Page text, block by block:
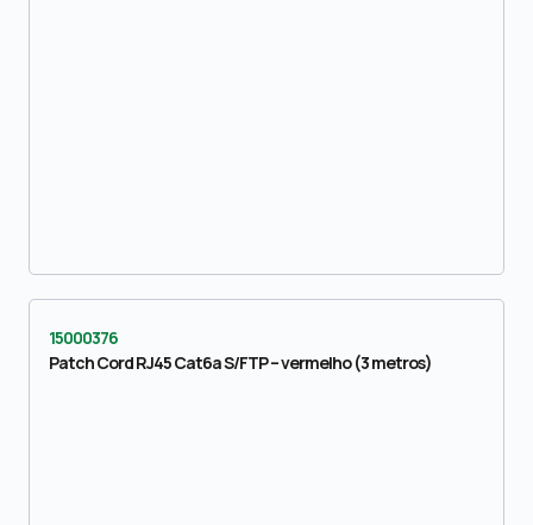
15000376
Patch Cord RJ45 Cat6a S/FTP – vermelho (3 metros)